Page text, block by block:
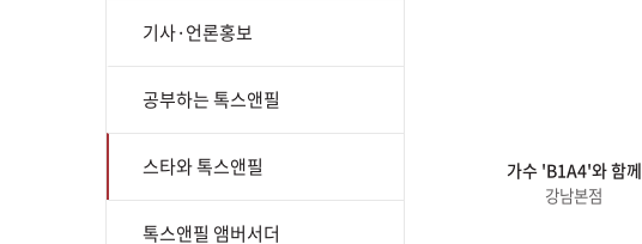
기사·언론홍보
공부하는 톡스앤필
스타와 톡스앤필
톡스앤필 앰버서더
가수 'B1A4'와 함께
강남본점